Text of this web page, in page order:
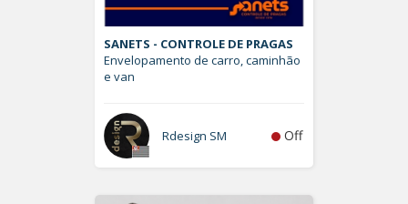
SANETS - CONTROLE DE PRAGAS
Envelopamento de carro, caminhão
e van
Rdesign SM Off